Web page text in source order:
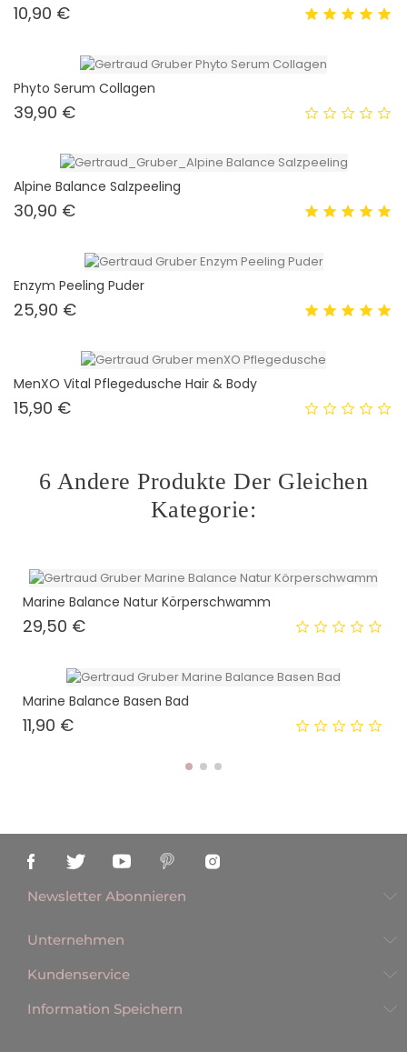
10,90 €Preis
Phyto Serum Collagen
39,90 €Preis
Alpine Balance Salzpeeling
30,90 €Preis
Enzym Peeling Puder
25,90 €Preis
MenXO Vital Pflegedusche Hair & Body
15,90 €Preis
6 Andere Produkte Der Gleichen
Kategorie:
Marine Balance Natur Körperschwamm
29,50 €Preis
Marine Balance Basen Bad
11,90 €Preis
Newsletter Abonnieren
Unternehmen
Kundenservice
Information Speichern